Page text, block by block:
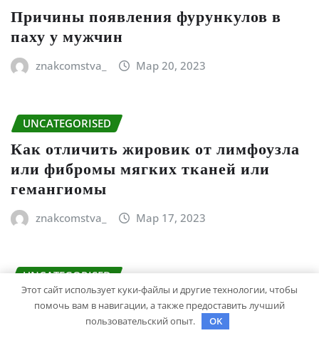
Причины появления фурункулов в
паху у мужчин
znakcomstva_ Мар 20, 2023
UNCATEGORISED
Как отличить жировик от лимфоузла
или фибромы мягких тканей или
гемангиомы
znakcomstva_ Мар 17, 2023
UNCATEGORISED
Давыдов Денис – молодой ученый,
чей вклад исследованиями в области
Этот сайт использует куки-файлы и другие технологии, чтобы
помочь вам в навигации, а также предоставить лучший
пользовательский опыт.
OK